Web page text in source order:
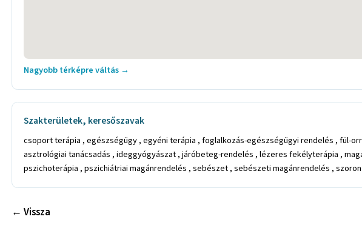
Nagyobb térképre váltás →
Szakterületek, keresőszavak
csoport terápia , egészségügy , egyéni terápia , foglalkozás-egészségügyi rendelés , fül-
asztrológiai tanácsadás , ideggyógyászat , járóbeteg-rendelés , lézeres fekélyterápia ,
pszichoterápia , pszichiátriai magánrendelés , sebészet , sebészeti magánrendelés ,
← Vissza